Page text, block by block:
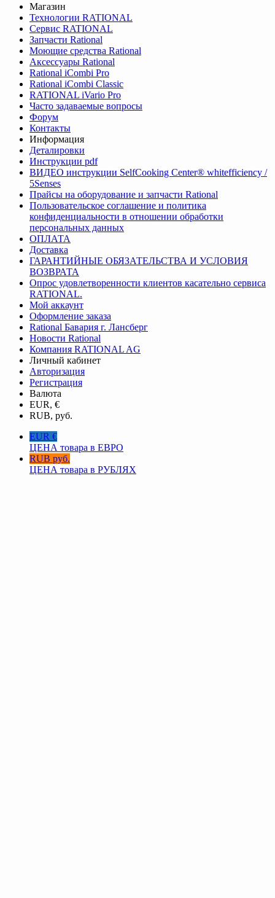
Магазин
Технологии RATIONAL
Сервис RATIONAL
Запчасти Rational
Моющие средства Rational
Аксессуары Rational
Rational iCombi Pro
Rational iCombi Classic
RATIONAL iVario Pro
Часто задаваемые вопросы
Форум
Контакты
Информация
Деталировки
Инструкции pdf
ВИДЕО инструкции SelfCooking Center® whitefficiency /
5Senses
Прайсы на оборудование и запчасти Rational
Пользовательское соглашение и политика
конфиденциальности в отношении обработки
персональных данных
ОПЛАТА
Доставка
ГАРАНТИЙНЫЕ ОБЯЗАТЕЛЬСТВА И УСЛОВИЯ
ВОЗВРАТА
Опрос удовлетворенности клиентов касательно сервиса
RATIONAL.
Мой аккаунт
Оформление заказа
Rational Бавария г. Лансберг
Новости Rational
Компания RATIONAL AG
Личный кабинет
Авторизация
Регистрация
Валюта
EUR, €
RUB, руб.
EUR €
ЦЕНА товара в ЕВРО
RUB руб.
ЦЕНА товара в РУБЛЯХ